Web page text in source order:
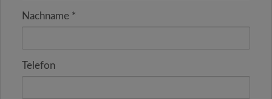
Nachname
Telefon